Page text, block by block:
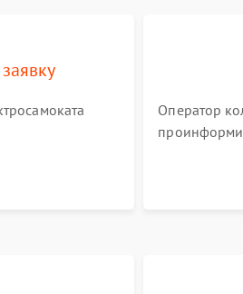
Оператор